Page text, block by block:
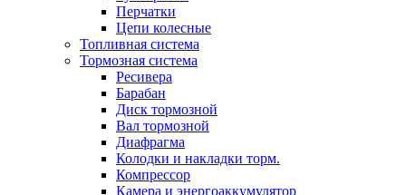
Перчатки
Цепи колесные
Топливная система
Тормозная система
Ресивера
Барабан
Диск тормозной
Вал тормозной
Диафрагма
Колодки и накладки торм.
Компрессор
Камера и энергоаккумулятор